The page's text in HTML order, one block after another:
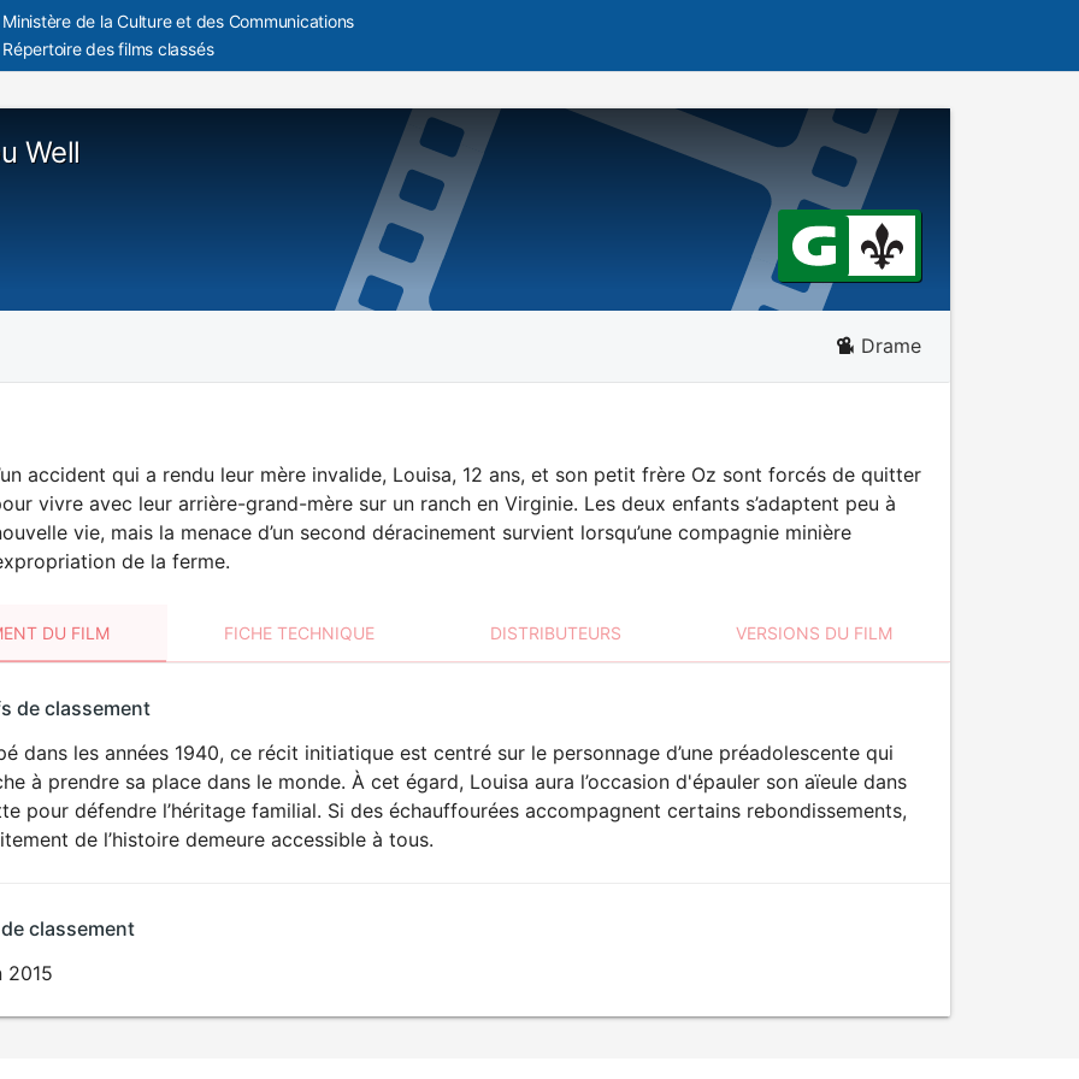
Ministère de la Culture et des Communications
Répertoire des films classés
Well
Drame
accident qui a rendu leur mère invalide, Louisa, 12 ans, et son petit frère Oz sont forcés de quitter
vivre avec leur arrière-grand-mère sur un ranch en Virginie. Les deux enfants s’adaptent peu à
vie, mais la menace d’un second déracinement survient lorsqu’une compagnie minière
de la ferme.
DU FILM FICHE TECHNIQUE DISTRIBUTEURS VERSIONS DU FILM
de classement
dans les années 1940, ce récit initiatique est centré sur le personnage d’une préadolescente qui
à prendre sa place dans le monde. À cet égard, Louisa aura l’occasion d'épauler son aïeule dans
pour défendre l’héritage familial. Si des échauffourées accompagnent certains rebondissements,
de l’histoire demeure accessible à tous.
classement
2015